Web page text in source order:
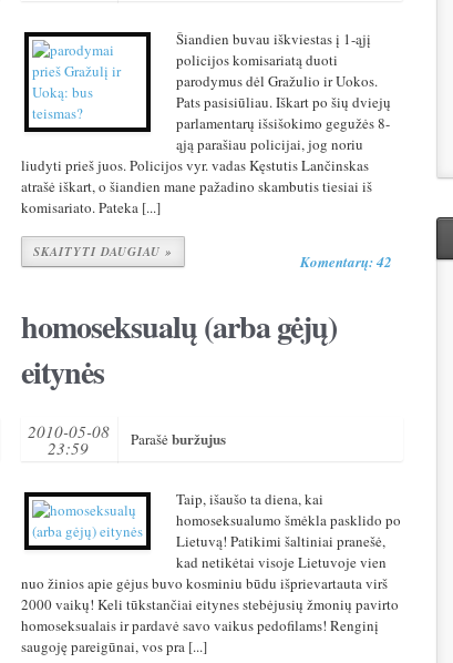
Šiandien buvau iškviestas į 1-ąjį
policijos komisariatą duoti
parodymus dėl Gražulio ir Uokos.
Pats pasisiūliau. Iškart po šių dviejų
parlamentarų išsišokimo gegužės 8-
ąją parašiau policijai, jog noriu
liudyti prieš juos. Policijos vyr. vadas Kęstutis Lančinskas
atrašė iškart, o šiandien mane pažadino skambutis tiesiai iš
komisariato. Pateka [...]
SKAITYTI DAUGIAU » Komentarų: 42
homoseksualų (arba gėjų)
eitynės
2010-05-08
23:59 Parašėburžujus
Taip, išaušo ta diena, kai
homoseksualumo šmėkla pasklido po
Lietuvą! Patikimi šaltiniai pranešė,
kad netikėtai visoje Lietuvoje vien
nuo žinios apie gėjus buvo kosminiu būdu išprievartauta virš
2000 vaikų! Keli tūkstančiai eitynes stebėjusių žmonių pavirto
homoseksualais ir pardavė savo vaikus pedofilams! Renginį
saugoję pareigūnai, vos pra [...]